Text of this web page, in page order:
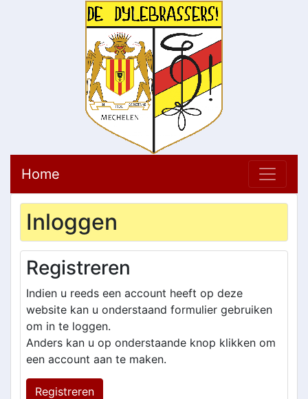
Home
Inloggen
Registreren
Indien u reeds een account heeft op deze
website kan u onderstaand formulier gebruiken
om in te loggen.
Anders kan u op onderstaande knop klikken om
een account aan te maken.
Registreren